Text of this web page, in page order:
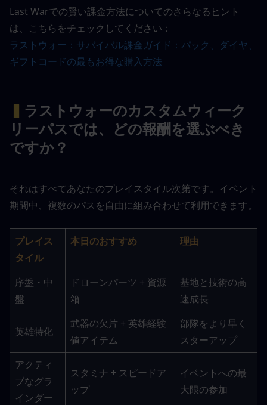
Last Warでの賢い課金方法についてのさらなるヒント
は、こちらをチェックしてください：
ラストウォー：サバイバル課金ガイド：パック、ダイヤ、
ギフトコードの最もお得な購入方法
▍ ラストウォーのカスタムウィーク
リーパスでは、どの報酬を選ぶべき
ですか？
それはすべてあなたのプレイスタイル次第です。 イベント
期間中、複数のパスを自由に組み合わせて利用できます。
プレイス
タイル
本日のおすすめ 理由
序盤・中
盤
ドローンパーツ + 資源
箱
基地と技術の高
速成長
英雄特化
武器の欠片 + 英雄経験
値アイテム
部隊をより早く
スターアップ
アクティ
ブなグラ
インダー
スタミナ + スピードア
ップ
イベントへの最
大限の参加